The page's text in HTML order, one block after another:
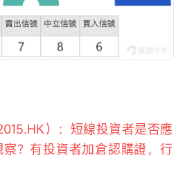
）：短線投資者是否應
？有投資者加倉認購證，行